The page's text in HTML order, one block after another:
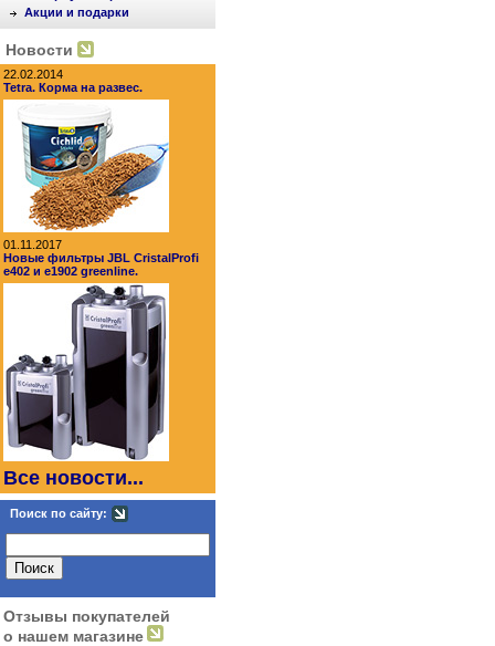
Акции и подарки
Новости
22.02.2014
Tetra. Корма на развес.
01.11.2017
Новые фильтры JBL CristalProfi
e402 и e1902 greenline.
Все новости...
Поиск по сайту:
Отзывы покупателей
о нашем магазине